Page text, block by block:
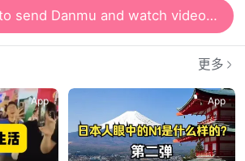
Open the App to send Danmu and watch videos together
更多
App App